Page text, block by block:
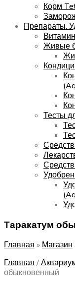
Корм
Препараты.
Живые
Тесты
Таракатум
Главная » Магазин
Главная /
обыкновенный